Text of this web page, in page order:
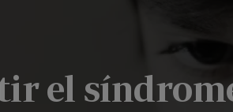
el